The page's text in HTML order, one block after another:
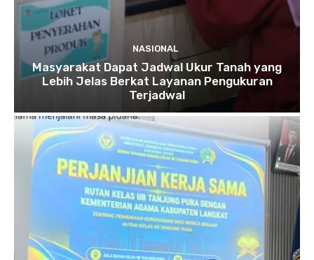
NASIONAL
Masyarakat Dapat Jadwal Ukur Tanah yang
Lebih Jelas Berkat Layanan Pengukuran
Terjadwal